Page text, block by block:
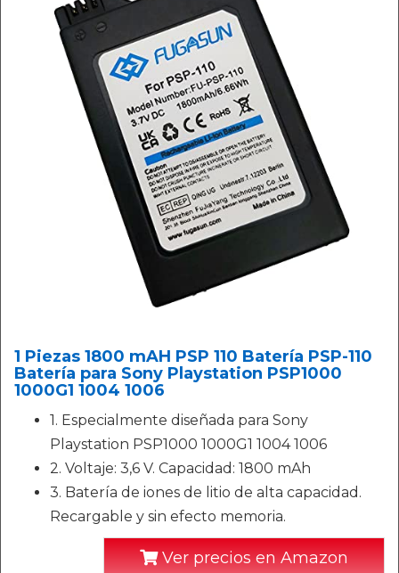
1 Piezas 1800 mAH PSP 110 Batería PSP-110
Batería para Sony Playstation PSP1000
1000G1 1004 1006
1. Especialmente diseñada para Sony
Playstation PSP1000 1000G1 1004 1006
2. Voltaje: 3,6 V. Capacidad: 1800 mAh
3. Batería de iones de litio de alta capacidad.
Recargable y sin efecto memoria.
Ver precios en Amazon